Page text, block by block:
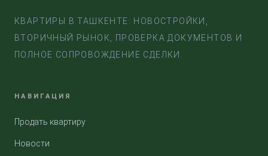
КВАРТИРЫ В ТАШКЕНТЕ: НОВОСТРОЙКИ,
ВТОРИЧНЫЙ РЫНОК, ПРОВЕРКА ДОКУМЕНТОВ И
ПОЛНОЕ СОПРОВОЖДЕНИЕ СДЕЛКИ.
НАВИГАЦИЯ
Продать квартиру
Новости